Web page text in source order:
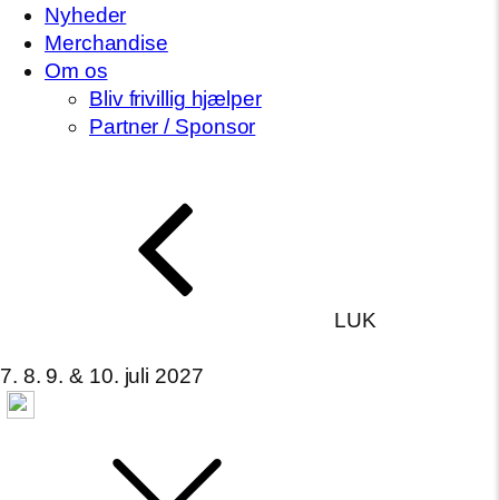
Nyheder
Merchandise
Om os
Bliv frivillig hjælper
Partner / Sponsor
LUK
7. 8. 9. & 10. juli 2027